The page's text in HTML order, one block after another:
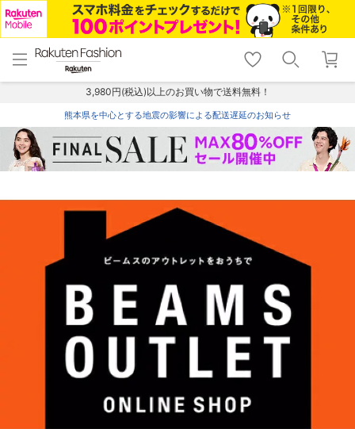
menu home
トップ
shopping_cart lock_outline
ログイン
3,980円(税込)以上のお買い物で送料無料！
熊本県を中心とする地震の影響による配送遅延のお知らせ